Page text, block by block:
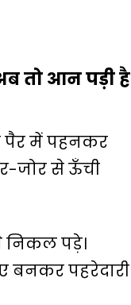
तो आन पड़ी है
पैर में पहनकर
जोर से ऊँची
निकल पड़े।
बनकर पहरेदारी